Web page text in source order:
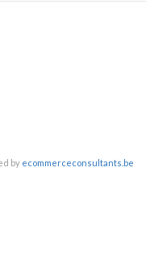
by ecommerceconsultants.be